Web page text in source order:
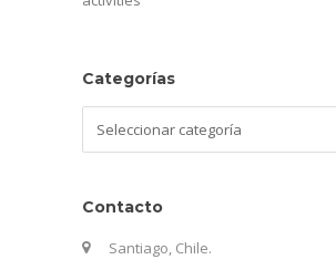
Categorías
Contacto
Santiago, Chile.